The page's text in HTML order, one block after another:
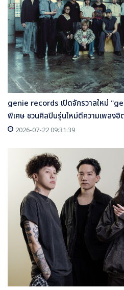
genie records เปิดจักรวาลใหม่
พิเศษ ชวนศิลปินรุ่นใหม่ตีความเพลงฮิ
2026-07-22 09:31:39